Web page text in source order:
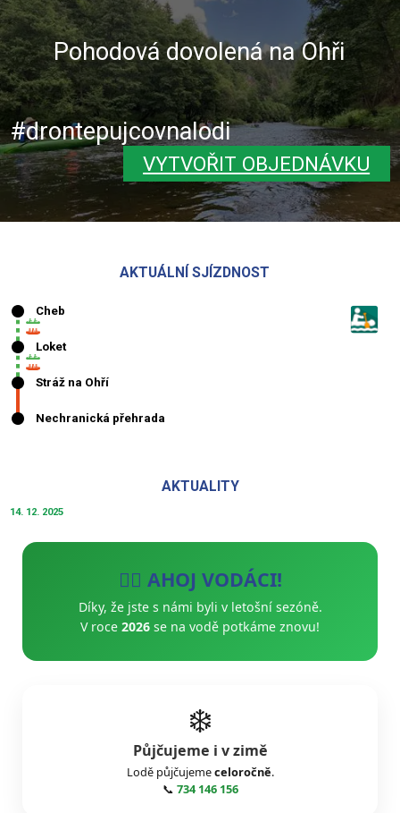
Pohodová dovolená na Ohři
#drontepujcovnalodi
VYTVOŘIT OBJEDNÁVKU
AKTUÁLNÍ SJÍZDNOST
AKTUALITY
14. 12. 2025
🚣‍♂️ AHOJ VODÁCI!
Díky, že jste s námi byli v letošní sezóně.
V roce 2026 se na vodě potkáme znovu!
❄️
Půjčujeme i v zimě
Lodě půjčujemeceloročně.
📞 734 146 156